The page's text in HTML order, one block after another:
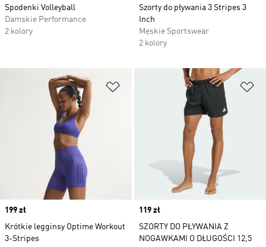
Spodenki Volleyball
Damskie Performance
2 kolory
Szorty do pływania 3 Stripes 3
Inch
Męskie Sportswear
2 kolory
Dodaj do listy życzeń
Price
199 zł
Krótkie legginsy Optime Workout
3-Stripes
Price
119 zł
SZORTY DO PŁYWANIA Z
NOGAWKAMI O DŁUGOŚCI 12,5